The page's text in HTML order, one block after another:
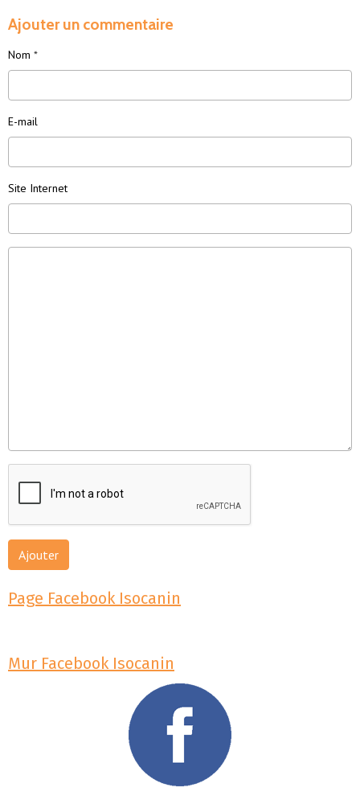
Ajouter un commentaire
Nom
E-mail
Site Internet
Ajouter
Page Facebook Isocanin
Mur Facebook Isocanin